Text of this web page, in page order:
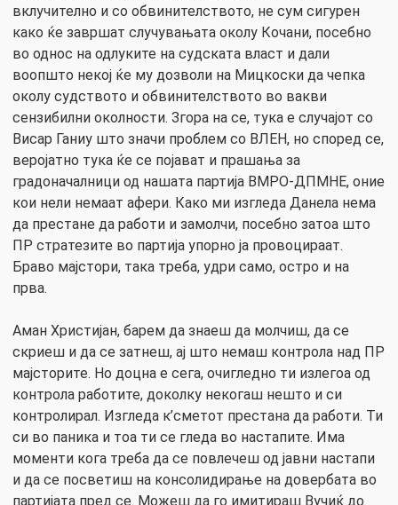
вклучително и со обвинителството, не сум сигурен
како ќе завршат случувањата околу Кочани, посебно
во однос на одлуките на судската власт и дали
воопшто некој ќе му дозволи на Мицкоски да чепка
околу судството и обвинителството во вакви
сензибилни околности. Згора на се, тука е случајот со
Висар Ганиу што значи проблем со ВЛЕН, но според се,
веројатно тука ќе се појават и прашања за
градоначалници од нашата партија ВМРО-ДПМНЕ, оние
кои нели немаат афери. Како ми изгледа Данела нема
да престане да работи и замолчи, посебно затоа што
ПР стратезите во партија упорно ја провоцираат.
Браво мајстори, така треба, удри само, остро и на
прва.
Аман Христијан, барем да знаеш да молчиш, да се
скриеш и да се затнеш, ај што немаш контрола над ПР
мајсторите. Но доцна е сега, очигледно ти излегоа од
контрола работите, доколку некогаш нешто и си
контролирал. Изгледа к’сметот престана да работи. Ти
си во паника и тоа ти се гледа во настапите. Има
моменти кога треба да се повлечеш од јавни настапи
и да се посветиш на консолидирање на довербата во
партијата пред се. Можеш да го имитираш Вучиќ до